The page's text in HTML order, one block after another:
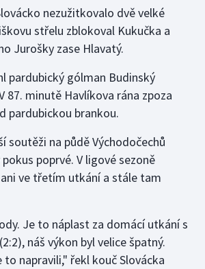
nezužitkovalo dvě velké
střelu zblokoval Kukučka a
Jurošky zase Hlavatý.
pardubický gólman Budinský
87. minutě Havlíkova rána zpoza
pardubickou brankou.
soutěži na půdě Východočechů
poprvé. V ligové sezoně
ve třetím utkání a stále tam
Je to náplast za domácí utkání s
náš výkon byl velice špatný.
to napravili," řekl kouč Slovácka